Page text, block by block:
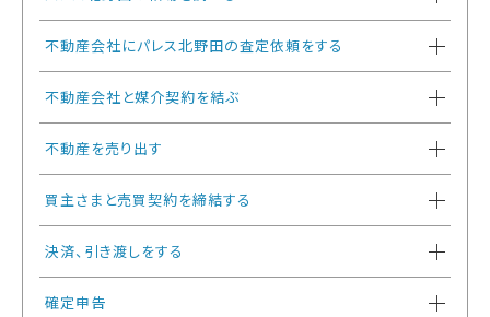
不動産会社にパレス北野田の査定依頼をする
不動産会社と媒介契約を結ぶ
不動産を売り出す
買主さまと売買契約を締結する
決済、引き渡しをする
確定申告